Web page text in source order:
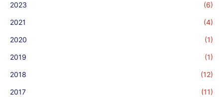
2023 (6)
2021 (4)
2020 (1)
2019 (1)
2018 (12)
2017 (11)